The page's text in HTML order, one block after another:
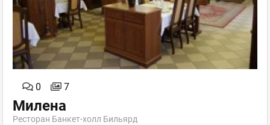
0 7
Милена
Ресторан Банкет-холл Бильярд